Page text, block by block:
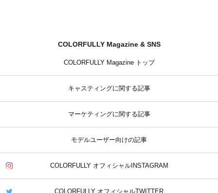
COLORFULLY Magazine & SNS
COLORFULLY Magazine トップ
キャスティングに関する記事
マーケティングに関する記事
モデルユーザー向けの記事
COLORFULLY オフィシャルINSTAGRAM